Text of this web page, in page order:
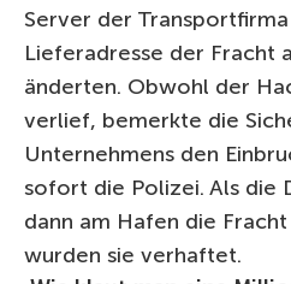
Server der
Lieferadresse der Fracht
änderten. Obwohl der
verlief, bemerkte die
Unternehmens den
sofort die Polizei. Als die
dann am Hafen die
wurden sie verhaftet.